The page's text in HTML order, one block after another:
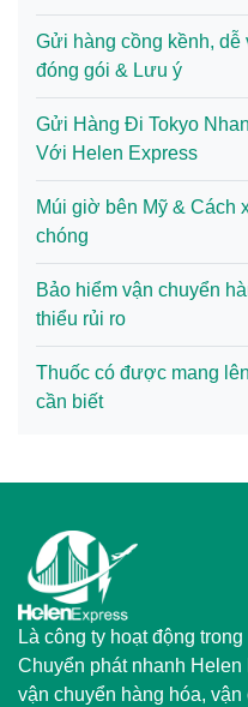
Gửi hàng cồng kềnh,
đóng gói & Lưu ý
Gửi Hàng Đi Tokyo
Với Helen Express
Múi giờ bên Mỹ & Cách
chóng
Bảo hiểm vận chuyển
thiểu rủi ro
Thuốc có được mang
cần biết
Là công ty hoạt động
Chuyển phát nhanh
vận chuyển hàng hóa,